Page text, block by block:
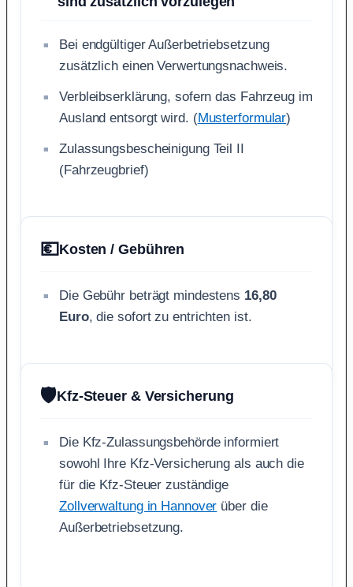
Bei endgültiger Außerbetriebsetzung
zusätzlich einen Verwertungsnachweis.
Verbleibserklärung, sofern das Fahrzeug im
Ausland entsorgt wird. (Musterformular)
Zulassungsbescheinigung Teil II
(Fahrzeugbrief)
💶Kosten / Gebühren
Die Gebühr beträgt mindestens 16,80
Euro, die sofort zu entrichten ist.
🛡️Kfz-Steuer & Versicherung
Die Kfz-Zulassungsbehörde informiert
sowohl Ihre Kfz-Versicherung als auch die
für die Kfz-Steuer zuständige
Zollverwaltung in Hannover über die
Außerbetriebsetzung.